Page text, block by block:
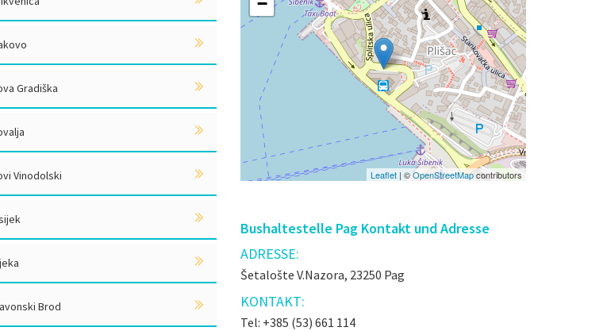
Gradiška
Vinodolski
Brod
Leaflet | ©OpenStreetMapcontributors
Bushaltestelle Pag Kontakt und Adresse
ADRESSE:
Šetalošte V.Nazora, 23250 Pag
KONTAKT:
Tel: +385 (53) 661 114